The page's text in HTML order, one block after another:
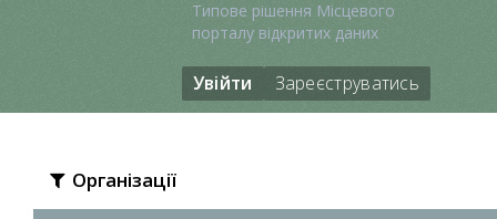
Типове рішення Місцевого
порталу відкритих даних
Увійти Зареєструватись
Організації